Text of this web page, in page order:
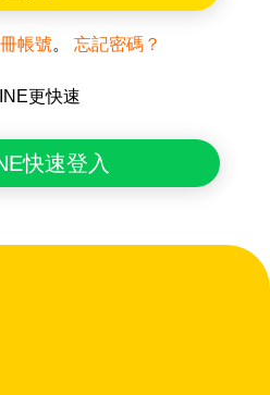
帳號。 忘記密碼？
更快速
快速登入